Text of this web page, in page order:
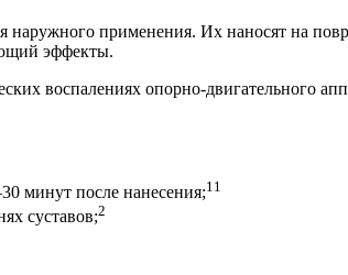
применения. Их наносят на
эффекты.
воспалениях опорно-двигательного
минут после нанесения;11
суставов;2